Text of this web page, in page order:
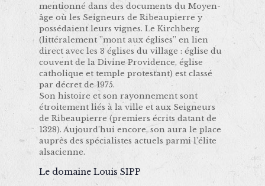
mentionné dans des documents du Moyen-
âge où les Seigneurs de Ribeaupierre y
possédaient leurs vignes. Le Kirchberg
(littéralement ’’mont aux églises’’ en lien
direct avec les 3 églises du village : église du
couvent de la Divine Providence, église
catholique et temple protestant) est classé
par décret de 1975.
Son histoire et son rayonnement sont
étroitement liés à la ville et aux Seigneurs
de Ribeaupierre (premiers écrits datant de
1328). Aujourd’hui encore, son aura le place
auprès des spécialistes actuels parmi l’élite
alsacienne.
Le domaine Louis SIPP